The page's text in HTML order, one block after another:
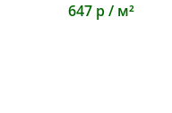
647 р / м²